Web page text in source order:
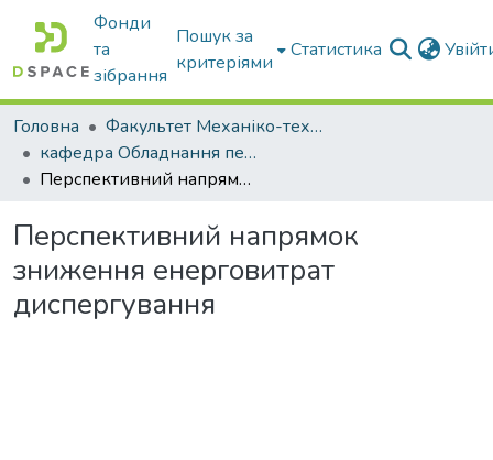
Фонди
та
зібрання
Пошук за
критеріями
Статистика
Головна
Факультет Механіко-технологічний
кафедра Обладнання переробних і харчових виробництв ім. професора Ф.Ю. Ялпачика
Перспективний напрямок зниження енерговитрат диспергування
Перспективний напрямок
зниження енерговитрат
диспергування